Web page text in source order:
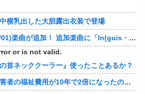
横乳出した大胆露出衣装で登場
【太鼓の達人】(26/08/01)楽曲が追加！ 追加楽曲に「ln(guis・tics) / Sephid」「Remnath / ぺのれり」の2曲が登場！！
or is not valid.
首ネッククーラー』使ったことあるか？
【悲報】日本政府「障害者の福祉費用が10年で2倍になったので抑制します」